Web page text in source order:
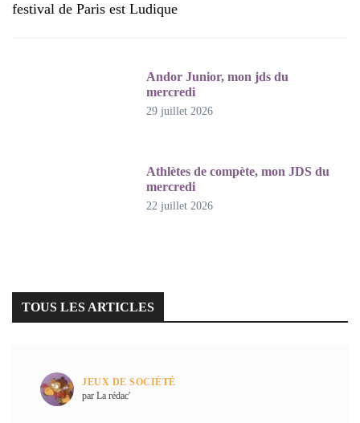
festival de Paris est Ludique
Andor Junior, mon jds du
mercredi
29 juillet 2026
Athlètes de compète, mon JDS du
mercredi
22 juillet 2026
TOUS LES ARTICLES
JEUX DE SOCIÉTÉ
par La rédac'